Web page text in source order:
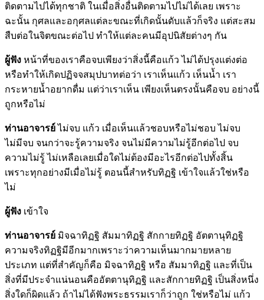
ติดตามไปได้ทุกชาติ ในเมื่อสิ่งอื่นติดตามไปไม่ได้เลย เพราะ
ฉะนั้น กุศลและอกุศลแต่ละขณะที่เกิดนั้นดับแล้วก็จริง แต่สะสม
สืบต่อในจิตขณะต่อไป ทำให้แต่ละคนมีอุปนิสัยต่างๆ กัน
ผู้ฟัง หน้าที่ของเราคือจบเพียงว่าสิ่งนี้คือแก้ว ไม่ได้ปรุงแต่งต่อ
หรือทำให้เกิดปฏิจจสมุปบาทต่อว่า เราเห็นแก้ว เห็นน้ำ เรา
กระหายน้ำอยากดื่ม แต่ว่าเราเห็น เพียงเห็นตรงนั้นคือจบ อย่างนี้
ถูกหรือไม่
ท่านอาจารย์ไม่จบ แก้ว เมื่อเห็นแล้วชอบหรือไม่ชอบ ไม่จบ
ไม่มีจบ จนกว่าจะรู้ความจริง จนไม่มีความไม่รู้อีกต่อไป จบ
ความไม่รู้ ไม่เหลือเลยเมื่อใดไม่ต้องมีอะไรอีกต่อไปทั้งสิ้น
เพราะทุกอย่างมีเมื่อไม่รู้ ตอนนี้สำหรับทิฏฐิ เข้าใจแล้วใช่หรือ
ไม่
ผู้ฟัง เข้าใจ
ท่านอาจารย์ มิจฉาทิฏฐิ สัมมาทิฏฐิ สักกายทิฏฐิ อัตตานุทิฏฐิ
ความจริงทิฏฐิมีอีกมากเพราะว่าความเห็นมากมายหลาย
ประเภท แต่ที่สำคัญก็คือ มิจฉาทิฏฐิ หรือ สัมมาทิฏฐิ และที่เป็น
สิ่งที่มีประจำแน่นอนคืออัตตานุทิฏฐิ และสักกายทิฏฐิ เป็นสิ่งหนึ่ง
สิ่งใดก็ผิดแล้ว ถ้าไม่ได้ฟังพระธรรมเราก็ว่าถูก ใช่หรือไม่ แก้ว